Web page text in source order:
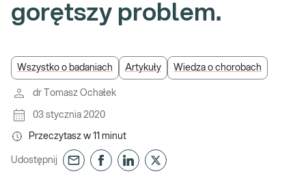
gorętszy problem.
Wszystko o badaniach Artykuły Wiedza o chorobach
dr Tomasz Ochałek
03 stycznia 2020
Przeczytasz w 11 minut
Udostępnij